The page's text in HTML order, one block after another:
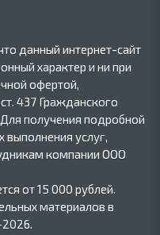
данный интернет-сайт
характер и ни при
офертой,
437 Гражданского
получения подробной
выполнения услуг,
компании ООО
от 15 000 рублей.
материалов в